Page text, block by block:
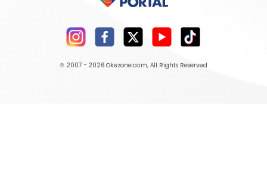
© 2007 - 2026 Okezone.com, All Rights Reserved